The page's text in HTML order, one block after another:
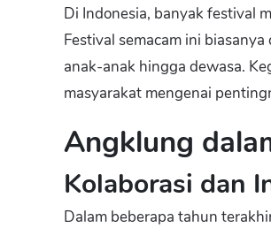
Di Indonesia, banyak festival
Festival semacam ini
anak-anak hingga dewasa.
masyarakat mengenai
Angklung
Kolaborasi dan
Dalam beberapa tahun